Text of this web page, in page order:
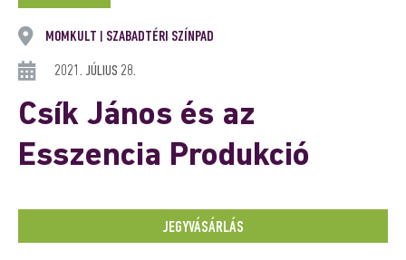
MOMKULT SZABADTÉRI SZÍNPAD
2021. JÚLIUS 28.
Csík János és az
Esszencia Produkció
JEGYVÁSÁRLÁS